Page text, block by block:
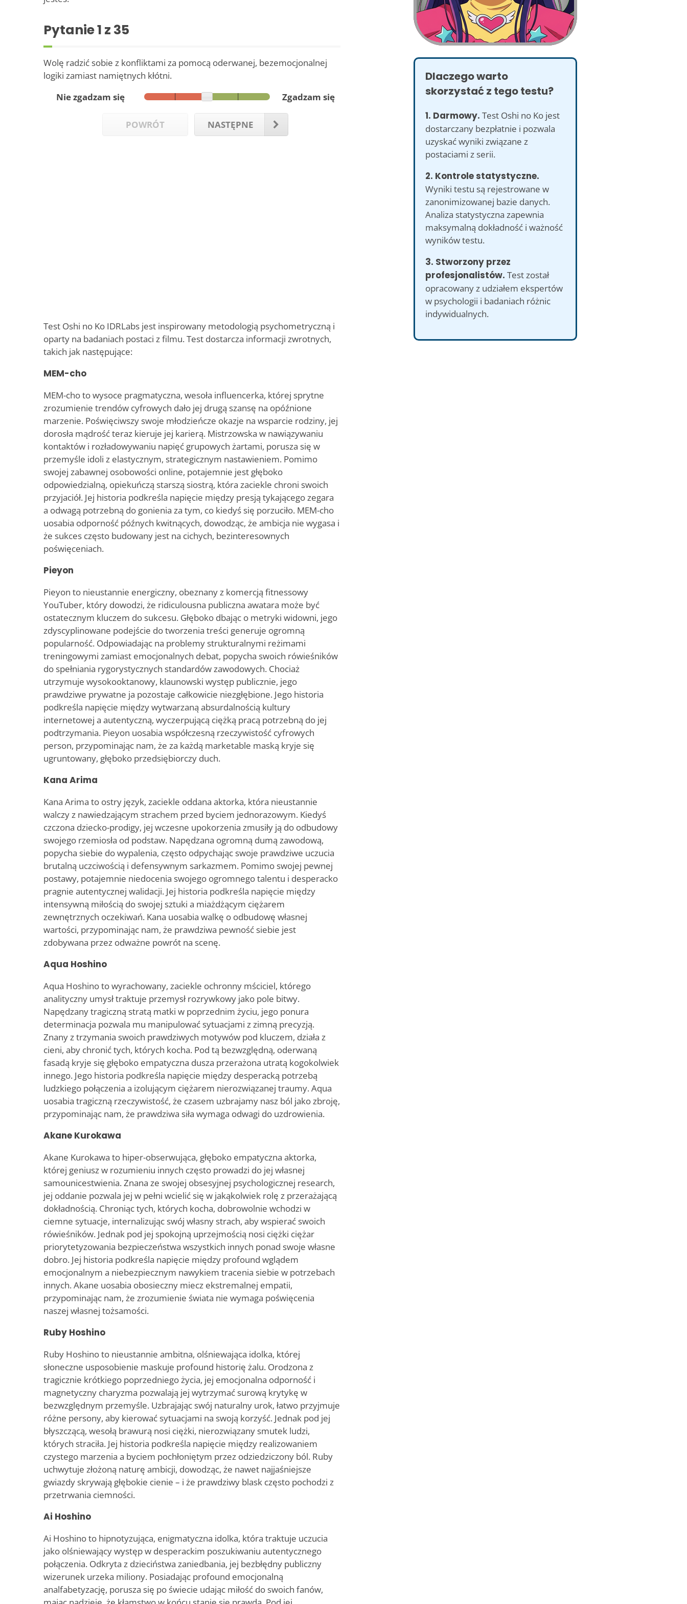
Pytanie1 z 35
Wolę radzić sobie z konfliktami za pomocą oderwanej, bezemocjonalnej
logiki zamiast namiętnych kłótni.
Nie zgadzam się
Zgadzam się
POWRÓT NASTĘPNE
Test Oshi no Ko IDRLabs jest inspirowany metodologią psychometryczną i
oparty na badaniach postaci z filmu. Test dostarcza informacji zwrotnych,
takich jak następujące:
MEM-cho
MEM-cho to wysoce pragmatyczna, wesoła influencerka, której sprytne
zrozumienie trendów cyfrowych dało jej drugą szansę na opóźnione
marzenie. Poświęciwszy swoje młodzieńcze okazje na wsparcie rodziny, jej
dorosła mądrość teraz kieruje jej karierą. Mistrzowska w nawiązywaniu
kontaktów i rozładowywaniu napięć grupowych żartami, porusza się w
przemyśle idoli z elastycznym, strategicznym nastawieniem. Pomimo
swojej zabawnej osobowości online, potajemnie jest głęboko
odpowiedzialną, opiekuńczą starszą siostrą, która zaciekle chroni swoich
przyjaciół. Jej historia podkreśla napięcie między presją tykającego zegara
a odwagą potrzebną do gonienia za tym, co kiedyś się porzuciło. MEM-cho
uosabia odporność późnych kwitnących, dowodząc, że ambicja nie wygasa i
że sukces często budowany jest na cichych, bezinteresownych
poświęceniach.
Pieyon
Pieyon to nieustannie energiczny, obeznany z komercją fitnessowy
YouTuber, który dowodzi, że ridiculousna publiczna awatara może być
ostatecznym kluczem do sukcesu. Głęboko dbając o metryki widowni, jego
zdyscyplinowane podejście do tworzenia treści generuje ogromną
popularność. Odpowiadając na problemy strukturalnymi reżimami
treningowymi zamiast emocjonalnych debat, popycha swoich rówieśników
do spełniania rygorystycznych standardów zawodowych. Chociaż
utrzymuje wysokooktanowy, klaunowski występ publicznie, jego
prawdziwe prywatne ja pozostaje całkowicie niezgłębione. Jego historia
podkreśla napięcie między wytwarzaną absurdalnością kultury
internetowej a autentyczną, wyczerpującą ciężką pracą potrzebną do jej
podtrzymania. Pieyon uosabia współczesną rzeczywistość cyfrowych
person, przypominając nam, że za każdą marketable maską kryje się
ugruntowany, głęboko przedsiębiorczy duch.
Kana Arima
Kana Arima to ostry język, zaciekle oddana aktorka, która nieustannie
walczy z nawiedzającym strachem przed byciem jednorazowym. Kiedyś
czczona dziecko-prodigy, jej wczesne upokorzenia zmusiły ją do odbudowy
swojego rzemiosła od podstaw. Napędzana ogromną dumą zawodową,
popycha siebie do wypalenia, często odpychając swoje prawdziwe uczucia
brutalną uczciwością i defensywnym sarkazmem. Pomimo swojej pewnej
postawy, potajemnie niedocenia swojego ogromnego talentu i desperacko
pragnie autentycznej walidacji. Jej historia podkreśla napięcie między
intensywną miłością do swojej sztuki a miażdżącym ciężarem
zewnętrznych oczekiwań. Kana uosabia walkę o odbudowę własnej
wartości, przypominając nam, że prawdziwa pewność siebie jest
zdobywana przez odważne powrót na scenę.
Aqua Hoshino
Aqua Hoshino to wyrachowany, zaciekle ochronny mściciel, którego
analityczny umysł traktuje przemysł rozrywkowy jako pole bitwy.
Napędzany tragiczną stratą matki w poprzednim życiu, jego ponura
determinacja pozwala mu manipulować sytuacjami z zimną precyzją.
Znany z trzymania swoich prawdziwych motywów pod kluczem, działa z
cieni, aby chronić tych, których kocha. Pod tą bezwzględną, oderwaną
fasadą kryje się głęboko empatyczna dusza przerażona utratą kogokolwiek
innego. Jego historia podkreśla napięcie między desperacką potrzebą
ludzkiego połączenia a izolującym ciężarem nierozwiązanej traumy. Aqua
uosabia tragiczną rzeczywistość, że czasem uzbrajamy nasz ból jako zbroję,
przypominając nam, że prawdziwa siła wymaga odwagi do uzdrowienia.
Akane Kurokawa
Akane Kurokawa to hiper-obserwująca, głęboko empatyczna aktorka,
której geniusz w rozumieniu innych często prowadzi do jej własnej
samounicestwienia. Znana ze swojej obsesyjnej psychologicznej research,
jej oddanie pozwala jej w pełni wcielić się w jakąkolwiek rolę z przerażającą
dokładnością. Chroniąc tych, których kocha, dobrowolnie wchodzi w
ciemne sytuacje, internalizując swój własny strach, aby wspierać swoich
rówieśników. Jednak pod jej spokojną uprzejmością nosi ciężki ciężar
priorytetyzowania bezpieczeństwa wszystkich innych ponad swoje własne
dobro. Jej historia podkreśla napięcie między profound wglądem
emocjonalnym a niebezpiecznym nawykiem tracenia siebie w potrzebach
innych. Akane uosabia obosieczny miecz ekstremalnej empatii,
przypominając nam, że zrozumienie świata nie wymaga poświęcenia
naszej własnej tożsamości.
Ruby Hoshino
Ruby Hoshino to nieustannie ambitna, olśniewająca idolka, której
słoneczne usposobienie maskuje profound historię żalu. Orodzona z
tragicznie krótkiego poprzedniego życia, jej emocjonalna odporność i
magnetyczny charyzma pozwalają jej wytrzymać surową krytykę w
bezwzględnym przemyśle. Uzbrajając swój naturalny urok, łatwo przyjmuje
różne persony, aby kierować sytuacjami na swoją korzyść. Jednak pod jej
błyszczącą, wesołą brawurą nosi ciężki, nierozwiązany smutek ludzi,
których straciła. Jej historia podkreśla napięcie między realizowaniem
czystego marzenia a byciem pochłoniętym przez odziedziczony ból. Ruby
uchwytuje złożoną naturę ambicji, dowodząc, że nawet najjaśniejsze
gwiazdy skrywają głębokie cienie – i że prawdziwy blask często pochodzi z
przetrwania ciemności.
Ai Hoshino
Ai Hoshino to hipnotyzująca, enigmatyczna idolka, która traktuje uczucia
jako olśniewający występ w desperackim poszukiwaniu autentycznego
połączenia. Odkryta z dzieciństwa zaniedbania, jej bezbłędny publiczny
wizerunek urzeka miliony. Posiadając profound emocjonalną
analfabetyzację, porusza się po świecie udając miłość do swoich fanów,
Dlaczego warto
skorzystać z tego testu?
1. Darmowy. Test Oshi no Ko jest
dostarczany bezpłatnie i pozwala
uzyskać wyniki związane z
postaciami z serii.
2. Kontrole statystyczne.
Wyniki testu są rejestrowane w
zanonimizowanej bazie danych.
Analiza statystyczna zapewnia
maksymalną dokładność i ważność
wyników testu.
3. Stworzony przez
profesjonalistów. Test został
opracowany z udziałem ekspertów
w psychologii i badaniach różnic
indywidualnych.